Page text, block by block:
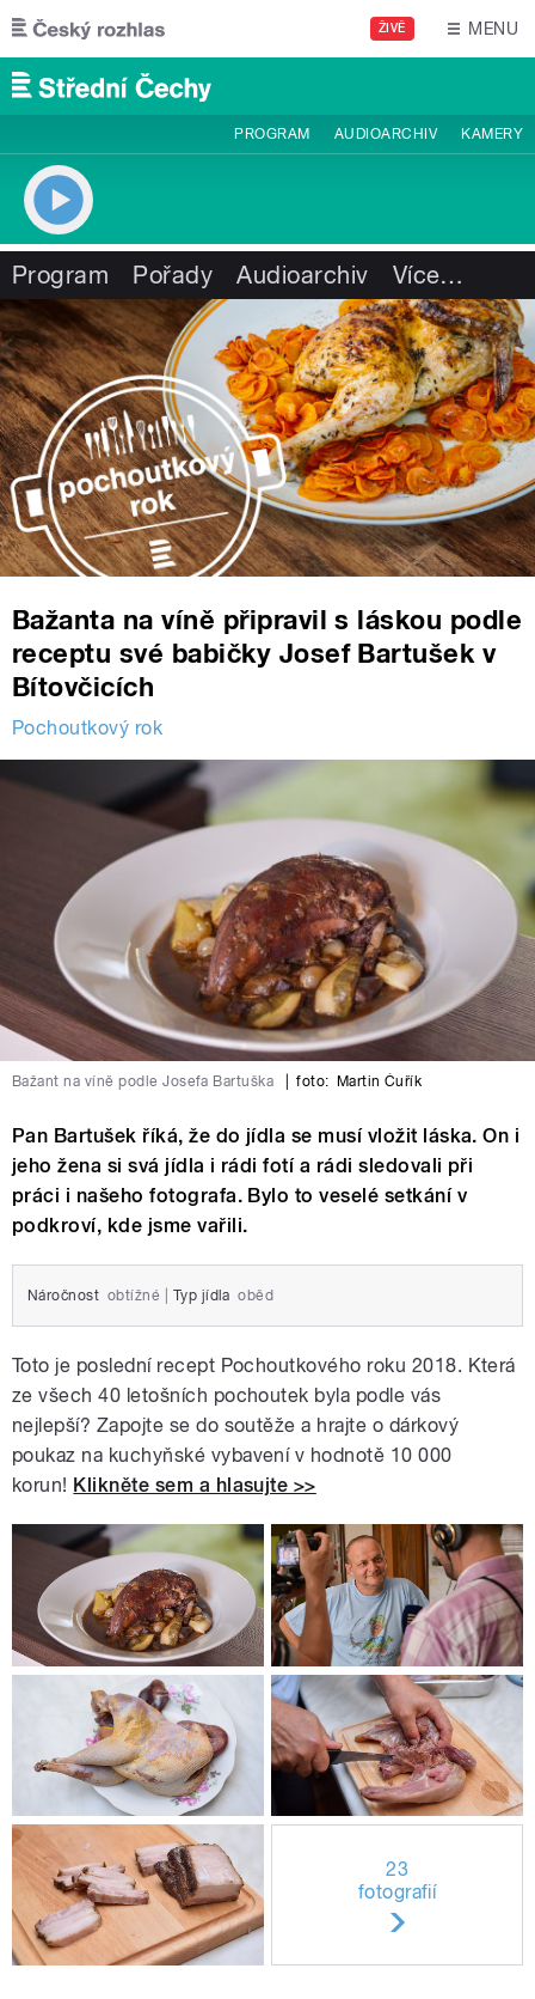
Přejít k hlavnímu obsahu
ŽIVĚ MENU
PROGRAM AUDIOARCHIV KAMERY
Program Pořady Audioarchiv Více…
Bažanta na víně připravil s láskou podle
receptu své babičky Josef Bartušek v
Bítovčicích
Pochoutkový rok
Bažant na víně podle Josefa Bartuška foto: Martin Čuřík
Pan Bartušek říká, že do jídla se musí vložit láska. On i
jeho žena si svá jídla i rádi fotí a rádi sledovali při
práci i našeho fotografa. Bylo to veselé setkání v
podkroví, kde jsme vařili.
Náročnost obtížné Typ jídla oběd
Toto je poslední recept Pochoutkového roku 2018. Která
ze všech 40 letošních pochoutek byla podle vás
nejlepší? Zapojte se do soutěže a hrajte o dárkový
poukaz na kuchyňské vybavení v hodnotě 10 000
korun! Klikněte sem a hlasujte >>
23
fotografií